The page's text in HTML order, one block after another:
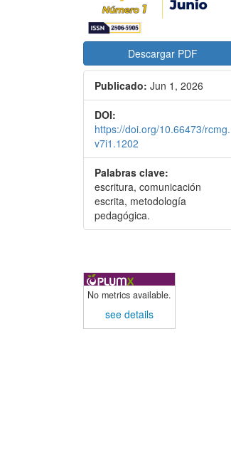
Descargar PDF
Publicado: Jun 1, 2026
DOI:
https://doi.org/10.66473/rcmg.
v7i1.1202
Palabras clave:
escritura, comunicación
escrita, metodología
pedagógica.
No metrics available.
see details